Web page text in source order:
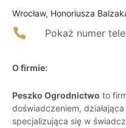
Wrocław, Honoriusza
Pokaż numer
O firmie:
Peszko Ogrodnictwo to
doświadczeniem,
specjalizująca się w